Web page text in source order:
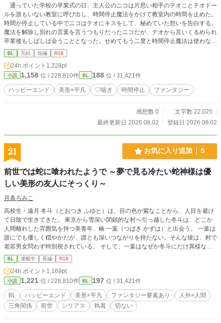
通っていた学校の卒業式の日、主人公のニコは片思い相手のテオことテオドー
ルを誰もいない教室に呼び出し、時間停止魔法をかけて教室内の時間を止めた。
時間が停止している中でニコはテオにキスをして、秘めていた想いを告白する。
魔法を解除し別れの言葉を言うつもりだったニコだが、テオから言いくるめられ
卒業後もしばしば会うこととなった。せめてもう二度と時間停止魔法は使わない
とニコは決意する。 しかしその決意虚しく、結局ニコは卒業後もテオに対し
時間停止魔法を何度もかけてしまっていた。ニコの家で一緒に夕飯を食べたあ
と、ニコはテオの時間を止めキスやフェラをしていく。テオが帰ったあとはテオ
を思い出しながらニコは自慰をする。そんな日々が続いていた。 しかしある
日別の友人から、テオには好きな人がいるという話を聞いてしまったニコは―
―。 主人公が片思い相手の犬獣人に時間停止魔法をかけてあれやこれやする
BL 完結 短編 R18
24h.ポイント 1,228pt
小説 1,158 位 / 228,810件 BL 188 位 / 31,421件
ハッピーエンド 美形×平凡 ♡喘ぎ 時間停止 ファンタジー
感想数 0
文字数 22,025
最終更新日 2026.08.02
登録日 2026.08.02
21 お気に入り追加 5
前世では蛇に喰われたようで ～夢で見る冷たい蛇神様は優
しい美形の友人にそっくり～
月条ろみこ
高校生・遠月 冬斗（とおつき ふゆと）は、目の色が紫なことから、人目を避け
て日陰で生きてきた。 東京から雪深い閉鎖的な村へ引っ越した冬斗は、どこか
人間離れした雰囲気を持つ美青年、椿 一葉（つばき かずは）と出会う。 一葉は
誰にでも優しく穏やかだが、誰とも深いつながりを持たない。そんな彼は、村で
老若男女問わず特別視されている。 そして、一葉はなぜか冬斗にだけ異様なほ
ど優しく接する。 一葉と出会ってから、冬斗が繰り返し見ていた奇妙な夢が
徐々に変化していく。 夢で冬斗は別人になっており、紫の目を持つ、人とは思
えない銀髪の男に執拗に迫られている。そして、その男は一葉にそっくりだっ
た。 そして、夢は回数を追うごとに密度を増し、やがて現実をも侵食してい
く……。 ――引き裂かれた恋人たち。 ――抗えない神婚。 ――そして“大蛇”に
喰われる夢。 一葉は冬斗の紫の瞳をまっすぐに見つめる。 「綺麗だね」 「……
食べたら、美味しそう」 白泰村に伝わる“蛇神”の伝承。 雪深い閉鎖村で始ま
BL 連載中 長編 R18
24h.ポイント 1,169pt
小説 1,221 位 / 228,810件 BL 197 位 / 31,421件
BL ハッピーエンド 美形×平凡 ファンタジー要素あり
人外×人間
三角関係
前世 シリアス 執着 切ない